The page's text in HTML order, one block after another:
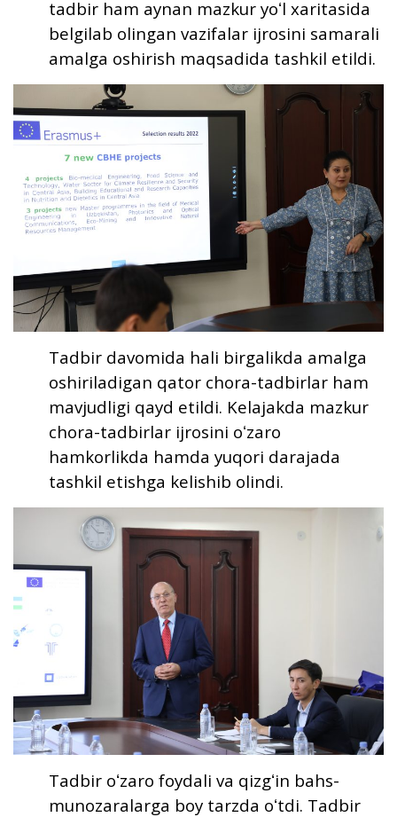
tadbir ham aynan mazkur yoʻl xaritasida
belgilab olingan vazifalar ijrosini samarali
amalga oshirish maqsadida tashkil etildi.
Tadbir davomida hali birgalikda amalga
oshiriladigan qator chora-tadbirlar ham
mavjudligi qayd etildi. Kelajakda mazkur
chora-tadbirlar ijrosini oʻzaro
hamkorlikda hamda yuqori darajada
tashkil etishga kelishib olindi.
Tadbir oʻzaro foydali va qizgʻin bahs-
munozaralarga boy tarzda oʻtdi. Tadbir